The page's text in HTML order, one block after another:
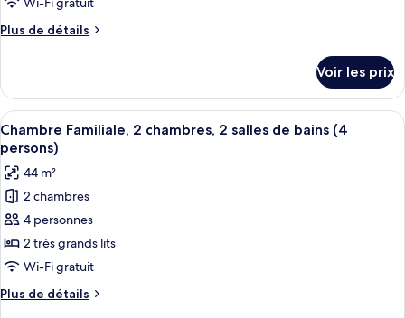
chambre :
Plus de détails
Plus
le
type
de
chambre
Chambre
Deluxe
Voir les prix
Afficher
toutes
les
photos
pour
ce
type
de
chambre :
Chambre
Une chambre d’hôtel moderne
6
Chambre Familiale, 2 chambres, 2 salles de bains (4
persons)
44 m²
2 chambres
4 personnes
2 très grands lits
Wi-Fi gratuit
Plus de détails
Plus